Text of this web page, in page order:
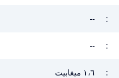
:
--
:
--
: ١،٦ ميغابيت